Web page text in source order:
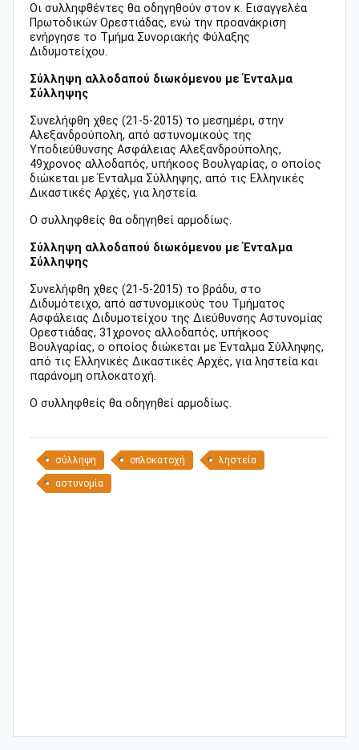
Οι συλληφθέντες θα οδηγηθούν στον κ. Εισαγγελέα
Πρωτοδικών Ορεστιάδας, ενώ την προανάκριση
ενήργησε το Τμήμα Συνοριακής Φύλαξης
Διδυμοτείχου.
Σύλληψη αλλοδαπού διωκόμενου με Ένταλμα
Σύλληψης
Συνελήφθη χθες (21-5-2015) το μεσημέρι, στην
Αλεξανδρούπολη, από αστυνομικούς της
Υποδιεύθυνσης Ασφάλειας Αλεξανδρούπολης,
49χρονος αλλοδαπός, υπήκοος Βουλγαρίας, ο οποίος
διώκεται με Ένταλμα Σύλληψης, από τις Ελληνικές
Δικαστικές Αρχές, για ληστεία.
Ο συλληφθείς θα οδηγηθεί αρμοδίως.
Σύλληψη αλλοδαπού διωκόμενου με Ένταλμα
Σύλληψης
Συνελήφθη χθες (21-5-2015) το βράδυ, στο
Διδυμότειχο, από αστυνομικούς του Τμήματος
Ασφάλειας Διδυμοτείχου της Διεύθυνσης Αστυνομίας
Ορεστιάδας, 31χρονος αλλοδαπός, υπήκοος
Βουλγαρίας, ο οποίος διώκεται με Ένταλμα Σύλληψης,
από τις Ελληνικές Δικαστικές Αρχές, για ληστεία και
παράνομη οπλοκατοχή.
Ο συλληφθείς θα οδηγηθεί αρμοδίως.
σύλληψη οπλοκατοχή ληστεία
αστυνομία